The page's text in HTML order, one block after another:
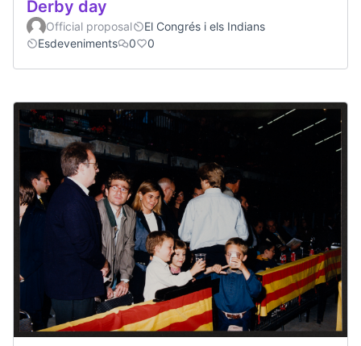
Derby day
Official proposal
El Congrés i els Indians
Esdeveniments
0 0